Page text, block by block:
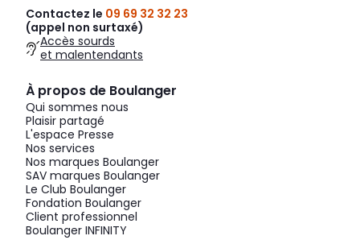
Contactez le 09 69 32 32 23
(appel non surtaxé)
Accès sourds
et malentendants
À propos de Boulanger
Qui sommes nous
Plaisir partagé
L'espace Presse
Nos services
Nos marques Boulanger
SAV marques Boulanger
Le Club Boulanger
Fondation Boulanger
Client professionnel
Boulanger INFINITY